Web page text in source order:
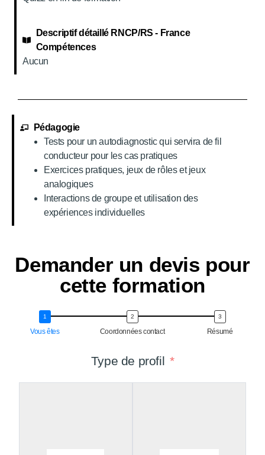
Descriptif détaillé RNCP/RS - France
Compétences
Aucun
Pédagogie
Tests pour un autodiagnostic qui servira de fil
conducteur pour les cas pratiques
Exercices pratiques, jeux de rôles et jeux
analogiques
Interactions de groupe et utilisation des
expériences individuelles
Demander un devis pour
cette formation
Vous êtes Coordonnées contact Résumé
Type de profil